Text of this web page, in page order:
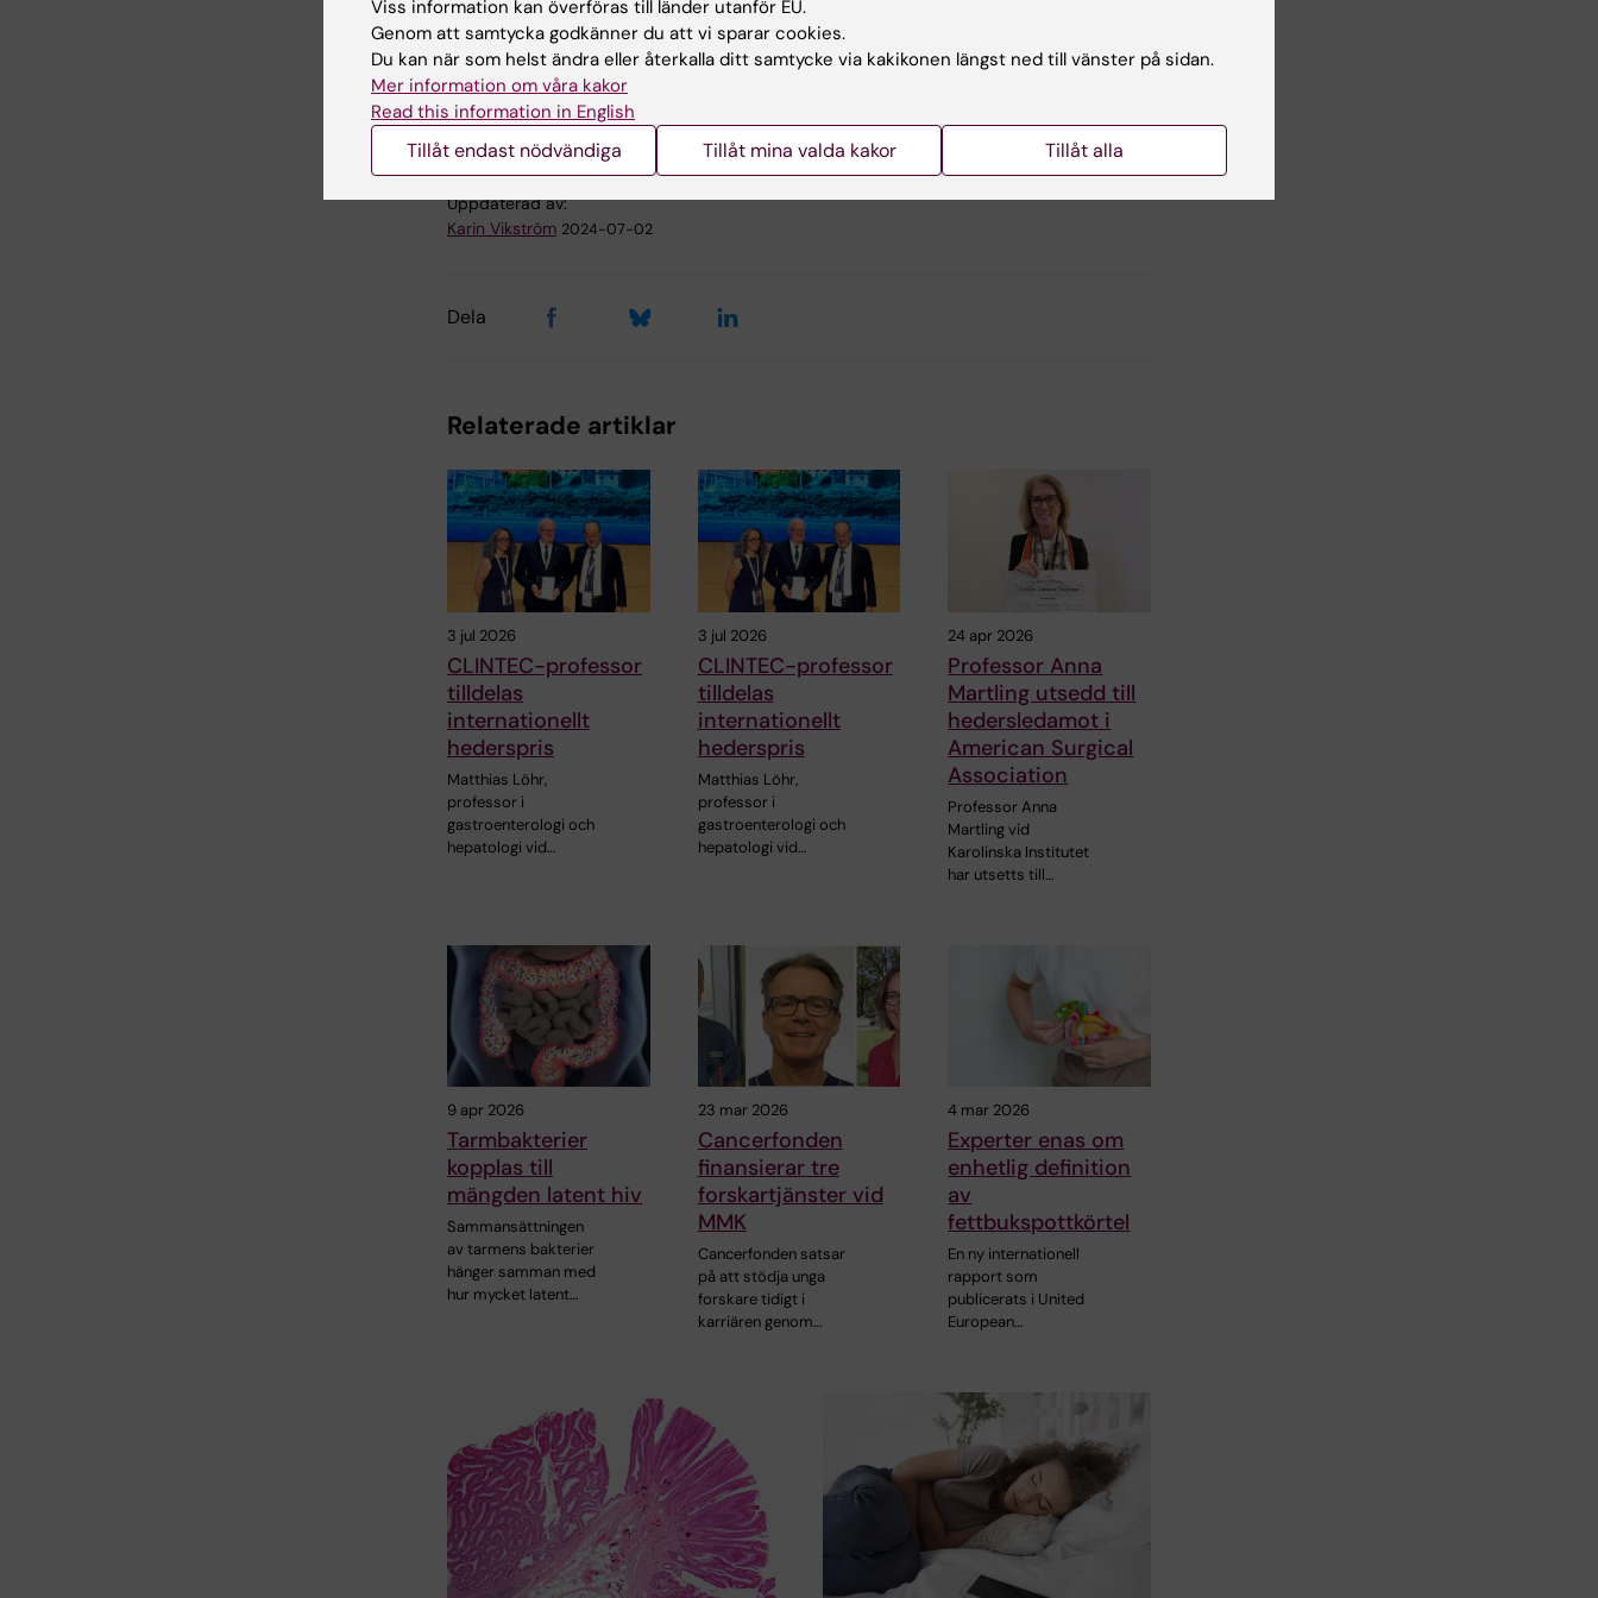
Tags
Gastroenterologi
Uppdaterad av:
Karin Vikström 2024-07-02
Dela
Relaterade artiklar
3 jul 2026
CLINTEC-professor
tilldelas
internationellt
hederspris
Matthias Löhr,
professor i
gastroenterologi och
hepatologi vid…
3 jul 2026
CLINTEC-professor
tilldelas
internationellt
hederspris
Matthias Löhr,
professor i
gastroenterologi och
hepatologi vid…
24 apr 2026
Professor Anna
Martling utsedd till
hedersledamot i
American Surgical
Association
Professor Anna
Martling vid
Karolinska Institutet
har utsetts till…
9 apr 2026
Tarmbakterier
kopplas till
mängden latent hiv
Sammansättningen
av tarmens bakterier
hänger samman med
hur mycket latent…
23 mar 2026
Cancerfonden
finansierar tre
forskartjänster vid
MMK
Cancerfonden satsar
på att stödja unga
forskare tidigt i
karriären genom…
4 mar 2026
Experter enas om
enhetlig definition
av
fettbukspottkörtel
En ny internationell
rapport som
publicerats i United
European…
Viss information kan överföras till länder utanför EU.
Genom att samtycka godkänner du att vi sparar cookies.
Du kan när som helst ändra eller återkalla ditt samtycke via kakikonen längst ned till vänster på sidan.
Mer information om våra kakor
Read this information in English
Tillåt endast nödvändiga Tillåt mina valda kakor Tillåt alla